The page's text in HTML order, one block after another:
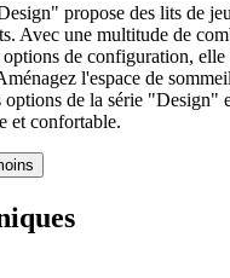
propose des lits de
Avec une multitude de
de configuration,
l'espace de
options de la série "Design"
et confortable.